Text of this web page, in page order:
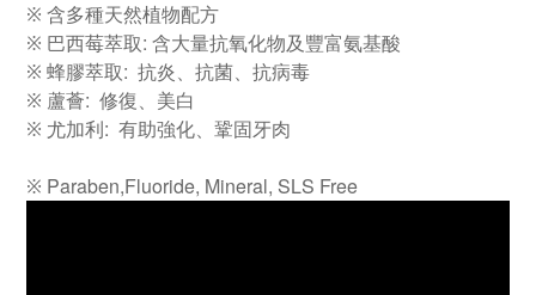
※ 含多種天然植物配方
※ 巴西莓萃取: 含大量抗氧化物及豐富氨基酸
※ 蜂膠萃取: 抗炎、抗菌、抗病毒
※ 蘆薈: 修復、美白
※ 尤加利: 有助強化、鞏固牙肉
※ Paraben,Fluoride, Mineral, SLS Free